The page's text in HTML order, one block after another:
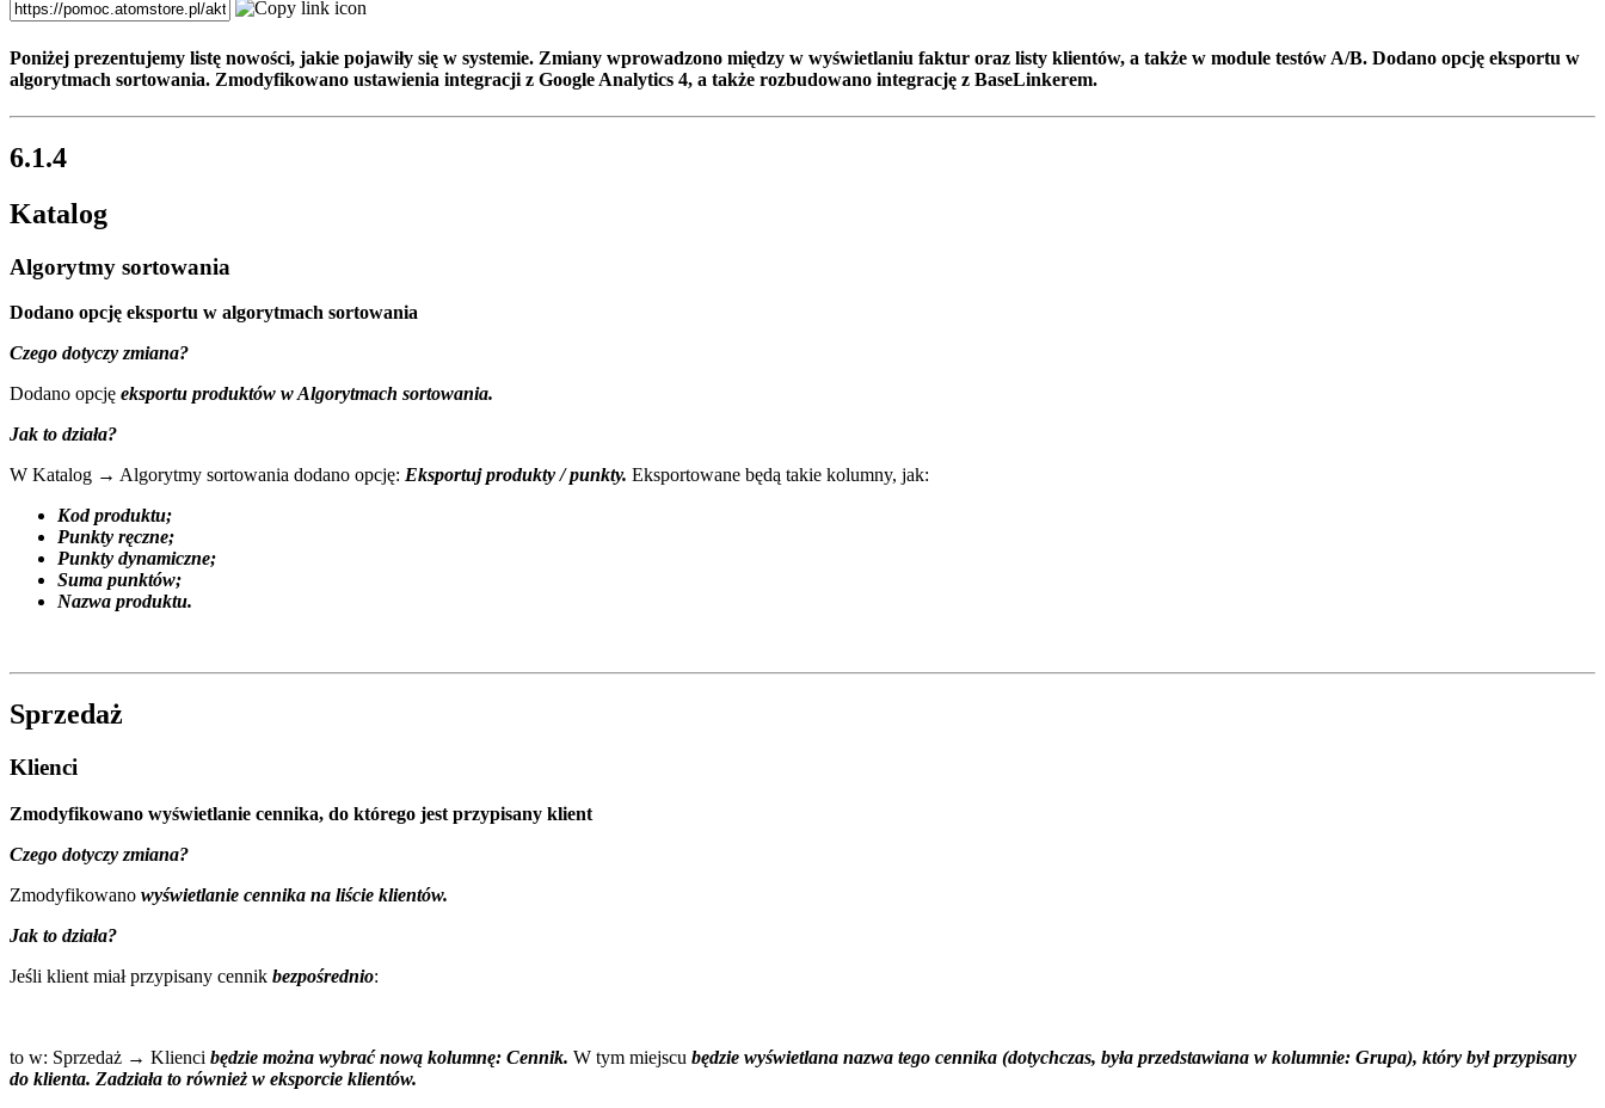
Poniżej prezentujemy listę nowości, jakie pojawiły się w systemie. Zmiany wprowadzono między w wyświetlaniu faktur oraz listy klientów, a także w module testów A/B. Dodano opcję eksportu w
algorytmach sortowania. Zmodyfikowano ustawienia integracji z Google Analytics 4, a także rozbudowano integrację z BaseLinkerem.
6.1.4
Katalog
Algorytmy sortowania
Dodano opcję eksportu w algorytmach sortowania
Czego dotyczy zmiana?
Dodano opcję eksportu produktów w Algorytmach sortowania.
Jak to działa?
W Katalog → Algorytmy sortowania dodano opcję: Eksportuj produkty / punkty. Eksportowane będą takie kolumny, jak:
Kod produktu;
Punkty ręczne;
Punkty dynamiczne;
Suma punktów;
Nazwa produktu.
Sprzedaż
Klienci
Zmodyfikowano wyświetlanie cennika, do którego jest przypisany klient
Czego dotyczy zmiana?
Zmodyfikowano wyświetlanie cennika na liście klientów.
Jak to działa?
Jeśli klient miał przypisany cennik bezpośrednio:
to w: Sprzedaż → Klienci będzie można wybrać nową kolumnę: Cennik. W tym miejscu będzie wyświetlana nazwa tego cennika (dotychczas, była przedstawiana w kolumnie: Grupa), który był przypisany
do klienta. Zadziała to również w eksporcie klientów.